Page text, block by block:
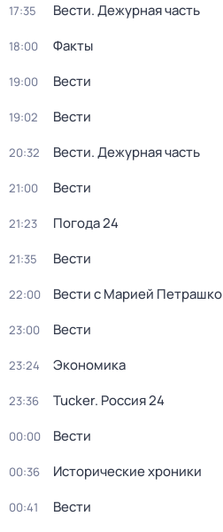
17:35 Вести. Дежурная часть
18:00 Факты
19:00 Вести
19:02 Вести
20:32 Вести. Дежурная часть
21:00 Вести
21:23 Погода 24
21:35 Вести
22:00 Вести с Марией Петрашко
23:00 Вести
23:24 Экономика
23:36 Tucker. Россия 24
00:00 Вести
00:36 Исторические хроники
00:41 Вести